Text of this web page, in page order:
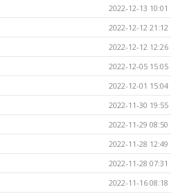
2022-12-13 10:01
2022-12-12 21:12
2022-12-12 12:26
2022-12-05 15:05
2022-12-01 15:04
2022-11-30 19:55
2022-11-29 08:50
2022-11-28 12:49
2022-11-28 07:31
2022-11-16 08:18